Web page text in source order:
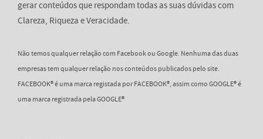
gerar conteúdos que respondam todas as suas dúvidas com
Clareza, Riqueza e Veracidade.
Não temos qualquer relação com Facebook ou Google. Nenhuma das duas
empresas tem qualquer relação nos conteúdos publicados pelo site.
FACEBOOK® é uma marca registada por FACEBOOK®, assim como GOOGLE® é
uma marca registrada pela GOOGLE®